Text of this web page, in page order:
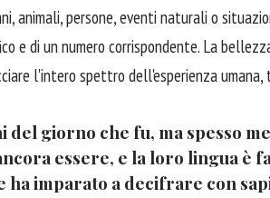
animali, persone, eventi naturali o
e di un numero corrispondente. La
l'intero spettro dell'esperienza umana,
del giorno che fu, ma spesso
essere, e la loro lingua è
imparato a decifrare con